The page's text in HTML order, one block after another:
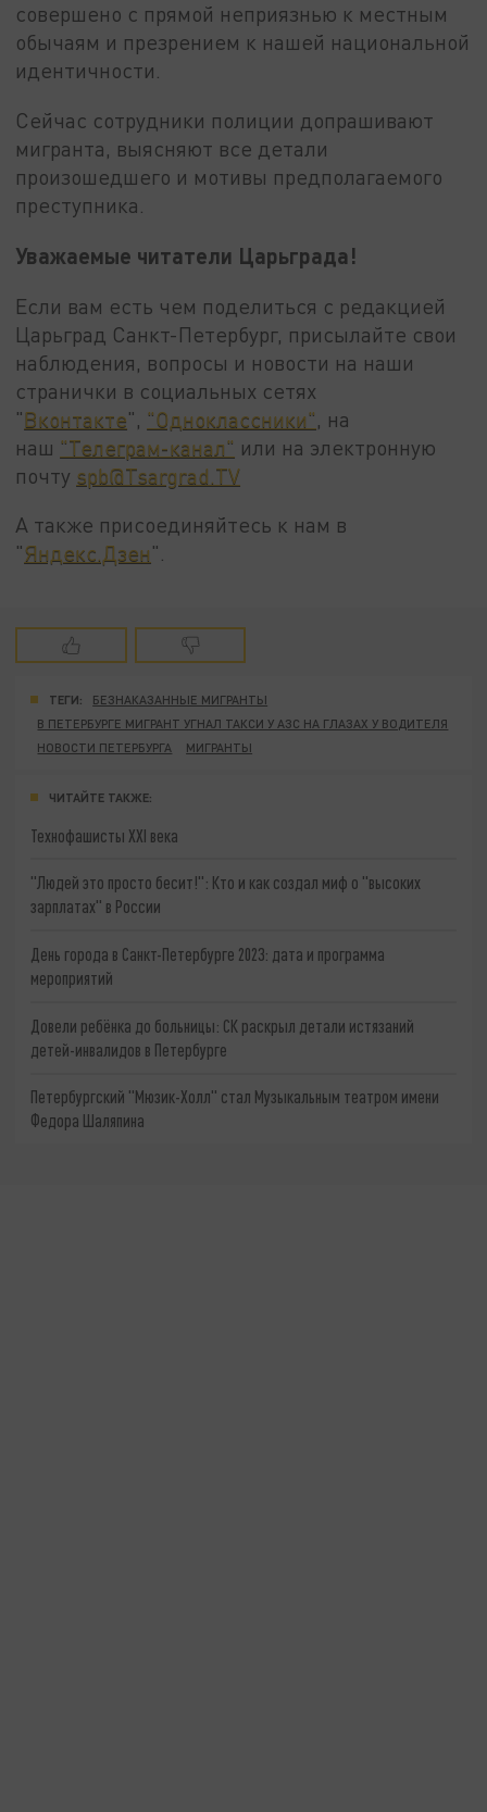
совершено с прямой неприязнью к местным
обычаям и презрением к нашей национальной
идентичности.
Сейчас сотрудники полиции допрашивают
мигранта, выясняют все детали
произошедшего и мотивы предполагаемого
преступника.
Уважаемые читатели Царьграда!
Если вам есть чем поделиться с редакцией
Царьград Санкт-Петербург, присылайте свои
наблюдения, вопросы и новости на наши
странички в социальных сетях
"Вконтакте", "Одноклассники" , на
наш "Телеграм-канал" или на электронную
почту spb@Tsargrad.TV
А также присоединяйтесь к нам в
"Яндекс.Дзен".
ТЕГИ:
БЕЗНАКАЗАННЫЕ МИГРАНТЫ
В ПЕТЕРБУРГЕ МИГРАНТ УГНАЛ ТАКСИ У АЗС НА ГЛАЗАХ У ВОДИТЕЛЯ
НОВОСТИ ПЕТЕРБУРГА
МИГРАНТЫ
ЧИТАЙТЕ ТАКЖЕ:
Технофашисты XXI века
"Людей это просто бесит!": Кто и как создал миф о "высоких
зарплатах" в России
День города в Санкт-Петербурге 2023: дата и программа
мероприятий
Довели ребёнка до больницы: СК раскрыл детали истязаний
детей-инвалидов в Петербурге
Петербургский "Мюзик-Холл" стал Музыкальным театром имени
Федора Шаляпина